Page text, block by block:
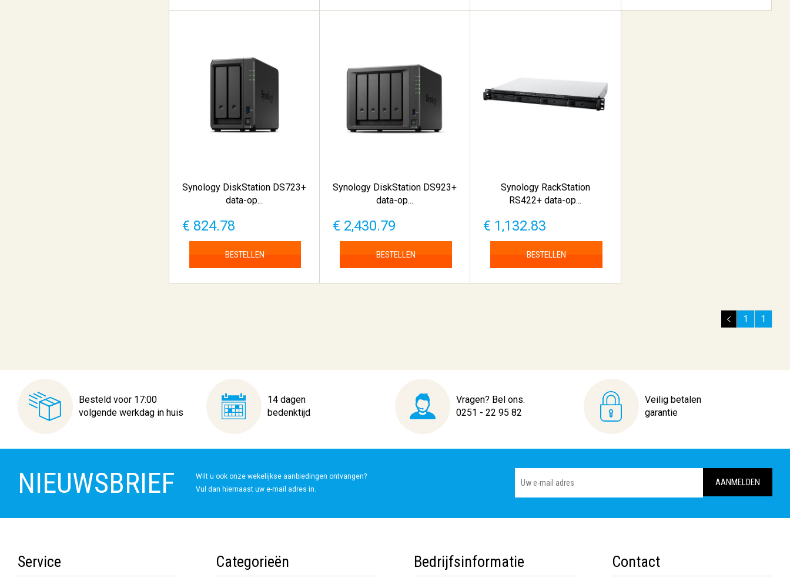
Synology DiskStation DS723+
data-op...
€ 824.78
BESTELLEN
Synology DiskStation DS923+
data-op...
€ 2,430.79
BESTELLEN
Synology RackStation
RS422+ data-op...
€ 1,132.83
BESTELLEN
1 1
Besteld voor 17:00
volgende werkdag in huis
14 dagen
bedenktijd
Vragen? Bel ons.
0251 - 22 95 82
Veilig betalen
garantie
NIEUWSBRIEF
Wilt u ook onze wekelijkse aanbiedingen ontvangen?
Vul dan hiernaast uw e-mail adres in.
Service Categorieën Bedrijfsinformatie Contact